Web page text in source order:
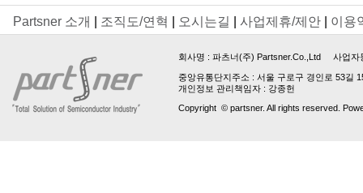
Partsner 소개 조직도/연혁 오시는길 사업제휴/제안 이용
회사명 : 파츠너(주) Partsner.Co.,Ltd 사업자
중앙유통단지주소 : 서울 구로구 경인로 53길
개인정보 관리책임자 : 강종헌
Copyright © partsner. All rights reserved.